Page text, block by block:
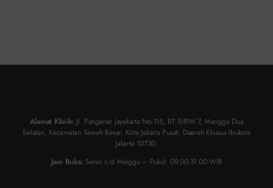
Alamat Klinik: Jl. Pangeran Jayakarta No.115, RT.9/RW.7, Mangga Dua
Selatan, Kecamatan Sawah Besar, Kota Jakarta Pusat, Daerah Khusus Ibukota
Jakarta 10730.
Jam Buka: Senin s/d Minggu – Pukul: 09.00-19.00 WIB